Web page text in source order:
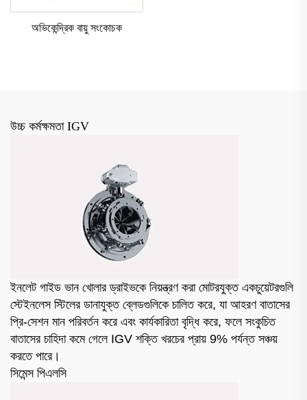
অভিকেন্দ্রিক বায়ু সংকোচক
উচ্চ কর্মক্ষমতা IGV
ইনলেট গাইড ভান খোলার ড্রাইভকে নিয়ন্ত্রণ করা মোটরযুক্ত একচুয়েটরগুলি
স্টেইনলেস স্টিলের ডানাযুক্ত ব্লেডগুলিকে চালিত করে, যা আহরণ বাতাসের
প্রি-সেশন মান পরিবর্তন করে এবং কার্যকারিতা বৃদ্ধি করে, ফলে সংকুচিত
বাতাসের চাহিদা কমে গেলে IGV শক্তি খরচের প্রায় 9% পর্যন্ত সঞ্চয়
করতে পারে।
সিমেন্স পিএলসি